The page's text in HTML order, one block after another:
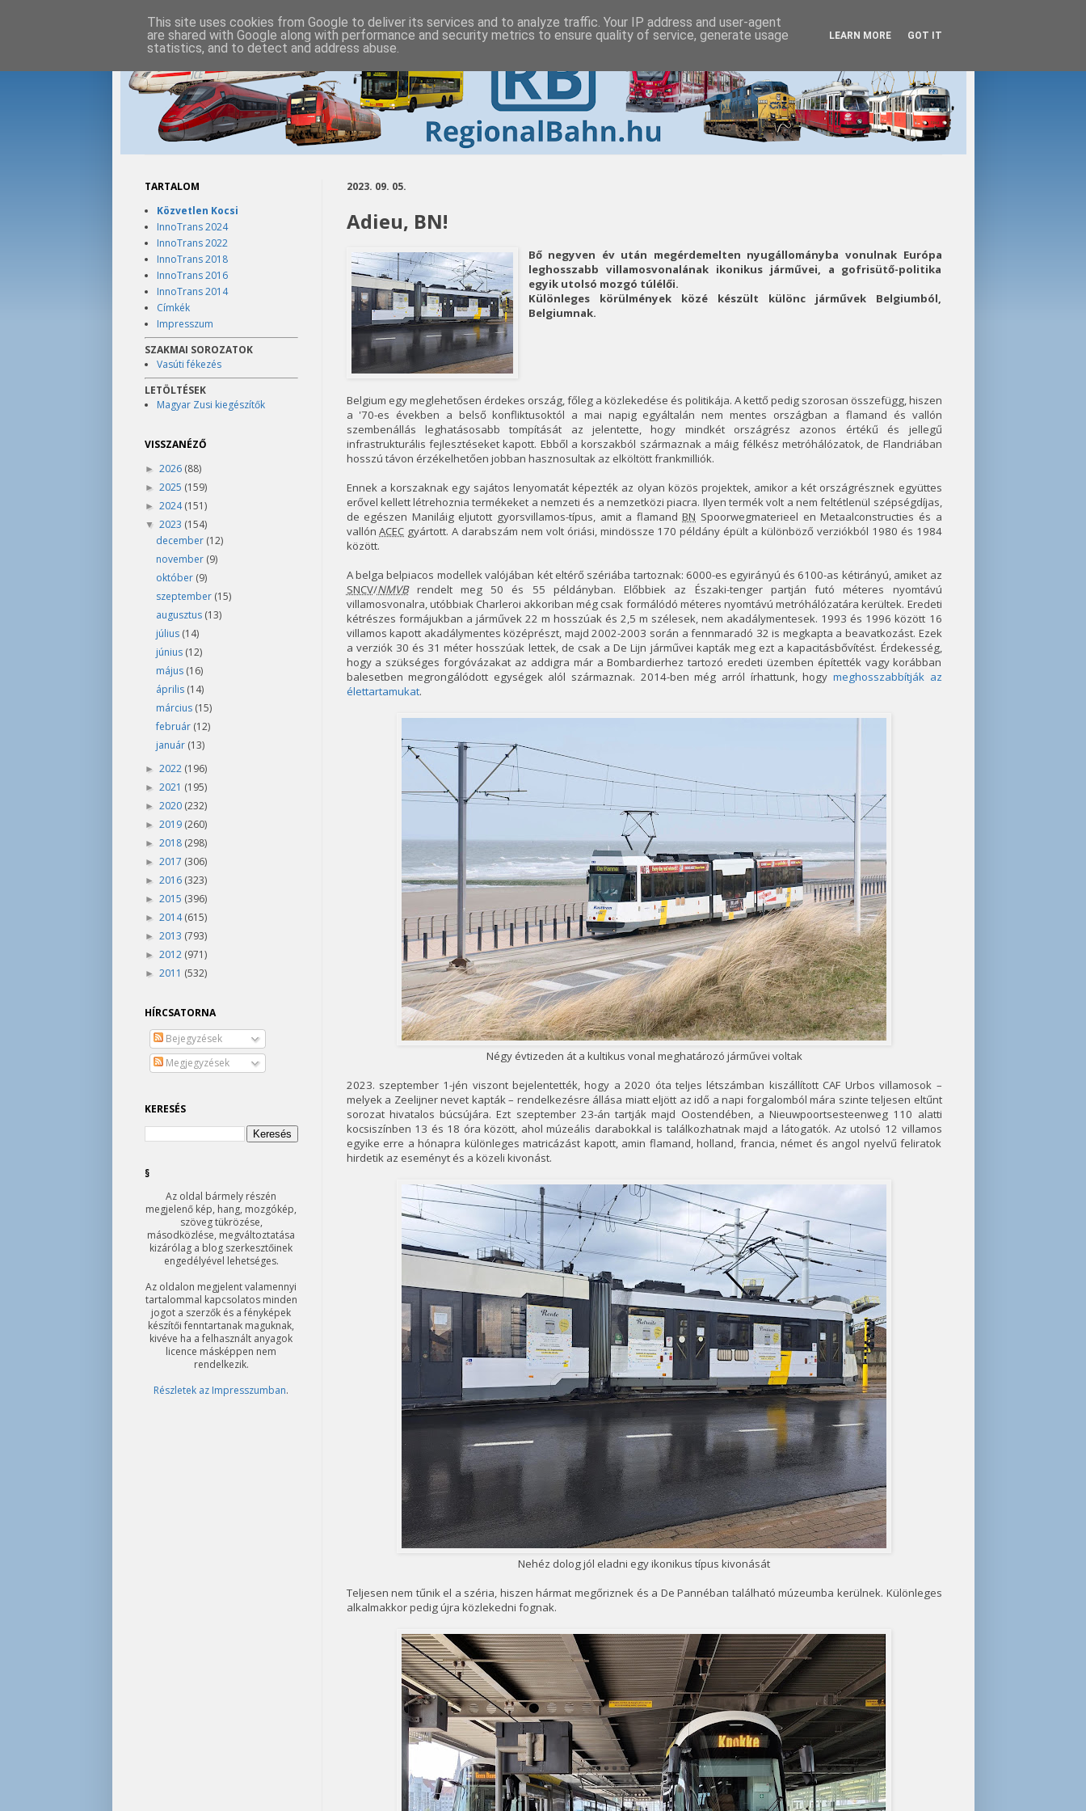
2023. 09. 05.
Adieu, BN!
Bő negyven év után megérdemelten nyugállományba vonulnak Európa
leghosszabb villamosvonalának ikonikus járművei, a gofrisütő-politika
egyik utolsó mozgó túlélői.
Különleges körülmények közé készült különc járművek Belgiumból,
Belgiumnak.
Belgium egy meglehetősen érdekes ország, főleg a közlekedése és politikája. A kettő pedig szorosan összefügg, hiszen
a '70-es években a belső konfliktusoktól a mai napig egyáltalán nem mentes országban a flamand és vallón
szembenállás leghatásosabb tompítását az jelentette, hogy mindkét országrész azonos értékű és jellegű
infrastrukturális fejlesztéseket kapott. Ebből a korszakból származnak a máig félkész metróhálózatok, de Flandriában
hosszú távon érzékelhetően jobban hasznosultak az elköltött frankmilliók.
Ennek a korszaknak egy sajátos lenyomatát képezték az olyan közös projektek, amikor a két országrésznek együttes
erővel kellett létrehoznia termékeket a nemzeti és a nemzetközi piacra. Ilyen termék volt a nem feltétlenül szépségdíjas,
de egészen Maniláig eljutott gyorsvillamos-típus, amit a flamandBN Spoorwegmaterieel en Metaalconstructies és a
vallónACEC gyártott. A darabszám nem volt óriási, mindössze 170 példány épült a különböző verziókból 1980 és 1984
között.
A belga belpiacos modellek valójában két eltérő szériába tartoznak: 6000-es egyirányú és 6100-as kétirányú, amiket az
SNCV/NMVBrendelt meg 50 és 55 példányban. Előbbiek az Északi-tenger partján futó méteres nyomtávú
villamosvonalra, utóbbiak Charleroi akkoriban még csak formálódó méteres nyomtávú metróhálózatára kerültek. Eredeti
kétrészes formájukban a járművek 22 m hosszúak és 2,5 m szélesek, nem akadálymentesek. 1993 és 1996 között 16
villamos kapott akadálymentes középrészt, majd 2002-2003 során a fennmaradó 32 is megkapta a beavatkozást. Ezek
a verziók 30 és 31 méter hosszúak lettek, de csak a De Lijn járművei kapták meg ezt a kapacitásbővítést. Érdekesség,
hogy a szükséges forgóvázakat az addigra már a Bombardierhez tartozó eredeti üzemben építették vagy korábban
balesetben megrongálódott egységek alól származnak. 2014-ben még arról írhattunk, hogy meghosszabbítják az
élettartamukat.
Négy évtizeden át a kultikus vonal meghatározó járművei voltak
2023. szeptember 1-jén viszont bejelentették, hogy a 2020 óta teljes létszámban kiszállított CAF Urbos villamosok –
melyek a Zeelijner nevet kapták – rendelkezésre állása miatt eljött az idő a napi forgalomból mára szinte teljesen eltűnt
sorozat hivatalos búcsújára. Ezt szeptember 23-án tartják majd Oostendében, a Nieuwpoortsesteenweg 110 alatti
kocsiszínben 13 és 18 óra között, ahol múzeális darabokkal is találkozhatnak majd a látogatók. Az utolsó 12 villamos
egyike erre a hónapra különleges matricázást kapott, amin flamand, holland, francia, német és angol nyelvű feliratok
hirdetik az eseményt és a közeli kivonást.
Nehéz dolog jól eladni egy ikonikus típus kivonását
Teljesen nem tűnik el a széria, hiszen hármat megőriznek és a De Pannéban található múzeumba kerülnek. Különleges
alkalmakkor pedig újra közlekedni fognak.
TARTALOM
Közvetlen Kocsi
InnoTrans 2024
InnoTrans 2022
InnoTrans 2018
InnoTrans 2016
InnoTrans 2014
Címkék
Impresszum
SZAKMAI SOROZATOK
Vasúti fékezés
LETÖLTÉSEK
Magyar Zusi kiegészítők
VISSZANÉZŐ
► 2026 (88)
► 2025 (159)
► 2024(151)
▼ 2023 (154)
december (12)
november (9)
október (9)
szeptember (15)
augusztus (13)
július (14)
június (12)
május (16)
április (14)
március (15)
február (12)
január (13)
► 2022 (196)
► 2021 (195)
► 2020 (232)
► 2019 (260)
► 2018 (298)
► 2017 (306)
► 2016 (323)
► 2015 (396)
► 2014(615)
► 2013 (793)
► 2012 (971)
► 2011 (532)
HÍRCSATORNA
Bejegyzések
Megjegyzések
KERESÉS
§
Az oldal bármely részén
megjelenő kép, hang, mozgókép,
szöveg tükrözése,
másodközlése, megváltoztatása
kizárólag a blog szerkesztőinek
engedélyével lehetséges.
Az oldalon megjelent valamennyi
tartalommal kapcsolatos minden
jogot a szerzők és a fényképek
készítői fenntartanak maguknak,
kivéve ha a felhasznált anyagok
licence másképpen nem
rendelkezik.
Részletek az Impresszumban.
This site uses cookies from Google to deliver its services and to analyze traffic. Your IP address and user-agent
are shared with Google along with performance and security metrics to ensure quality of service, generate usage
statistics, and to detect and address abuse.
LEARN MORE GOT IT